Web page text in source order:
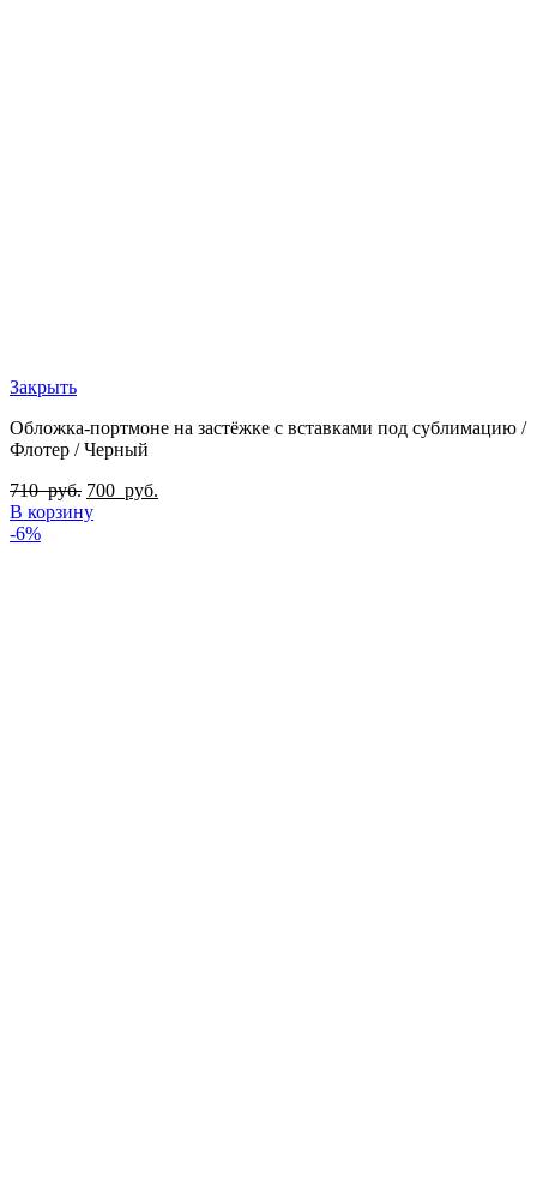
Закрыть
Обложка-портмоне на застёжке с вставками под сублимацию /
Флотер / Черный
710руб. 700 руб.
В корзину
-6%